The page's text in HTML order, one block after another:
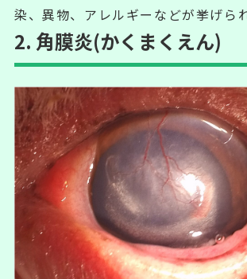
染、異物、アレルギーなどが挙げられ
2. 角膜炎(かくまくえん)